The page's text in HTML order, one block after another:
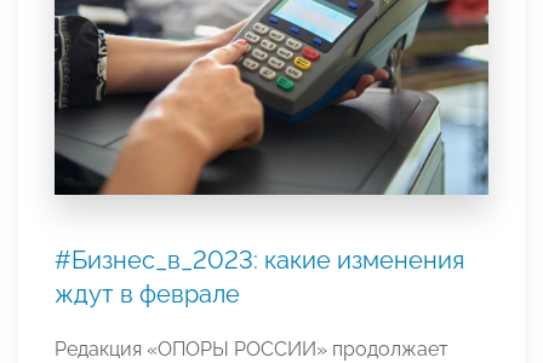
#Бизнес_в_2023: какие изменения
ждут в феврале
Редакция «ОПОРЫ РОССИИ» продолжает